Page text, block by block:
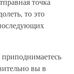
то это
приподнимаетесь
вы в